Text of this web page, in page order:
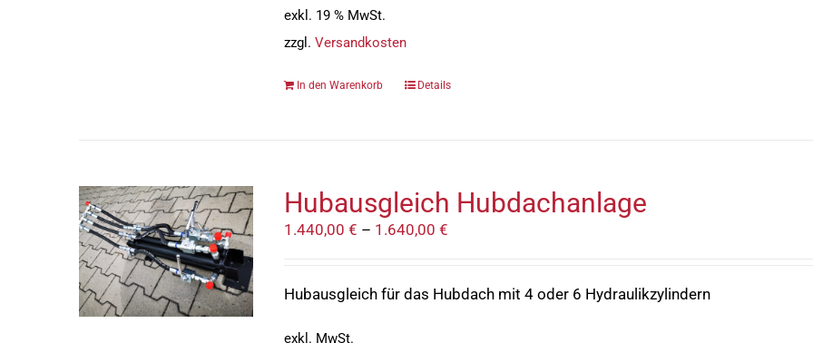
exkl. 19 % MwSt.
zzgl. Versandkosten
In den Warenkorb Details
Hubausgleich Hubdachanlage
1.440,00 € – 1.640,00 €
Hubausgleich für das Hubdach mit 4 oder 6 Hydraulikzylindern
exkl. MwSt.